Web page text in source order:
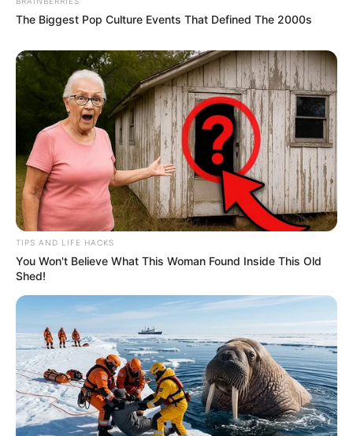
Facebook
Twitter
Pinterest
Share
Revista Artesanato
25/05/2013
Recomendados para você
The Biggest Pop Culture Events That Defined The 2000s
TIPS AND LIFE HACKS
You Won't Believe What This Woman Found Inside This Old
Shed!